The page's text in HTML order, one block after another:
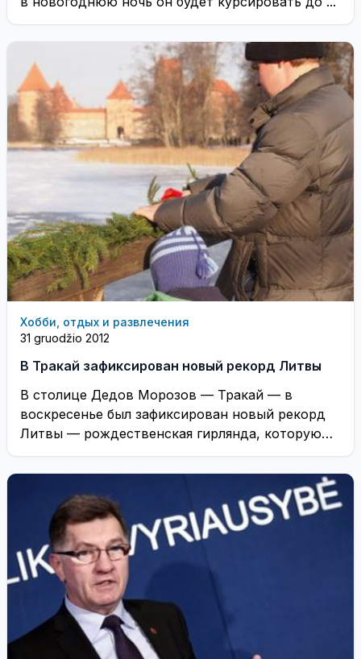
Хобби, отдых и развлечения
31 gruodžio 2012
В Тракай зафиксирован новый рекорд Литвы
В столице Дедов Морозов — Тракай — в
воскресенье был зафиксирован новый рекорд
Литвы — рождественская гирлянда, которую
надеются зарегистрировать ...